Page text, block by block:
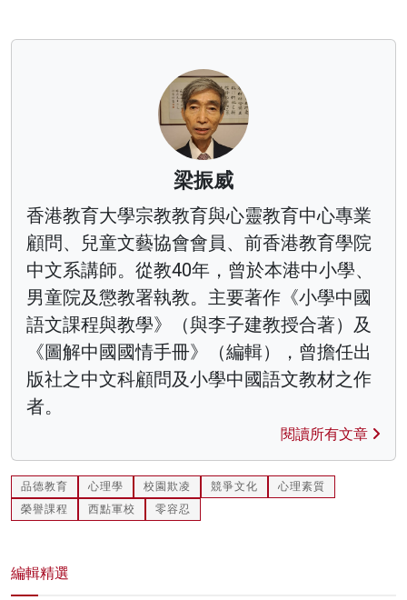
梁振威
香港教育大學宗教教育與心靈教育中心專業
顧問、兒童文藝協會會員、前香港教育學院
中文系講師。從教40年，曾於本港中小學、
男童院及懲教署執教。主要著作《小學中國
語文課程與教學》（與李子建教授合著）及
《圖解中國國情手冊》（編輯），曾擔任出
版社之中文科顧問及小學中國語文教材之作
者。
閱讀所有文章
品德教育 心理學 校園欺凌 競爭文化
心理素質
榮譽課程
西點軍校 零容忍
編輯精選